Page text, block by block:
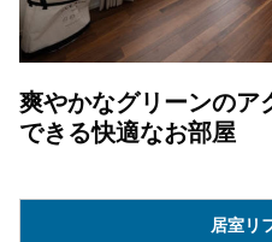
爽やかなグリーンのア
できる快適なお部屋
居室リ